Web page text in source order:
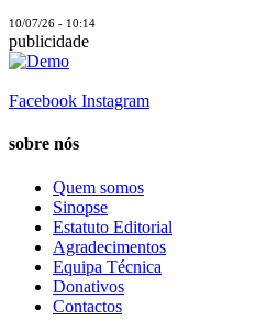
10/07/26 - 10:14
publicidade
Facebook Instagram
sobre nós
Quem somos
Sinopse
Estatuto Editorial
Agradecimentos
Equipa Técnica
Donativos
Contactos